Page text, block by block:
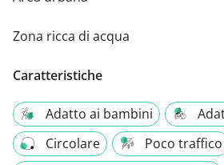
Zona ricca di acqua
Caratteristiche
Adatto ai bambini
Circolare
Poco traffico